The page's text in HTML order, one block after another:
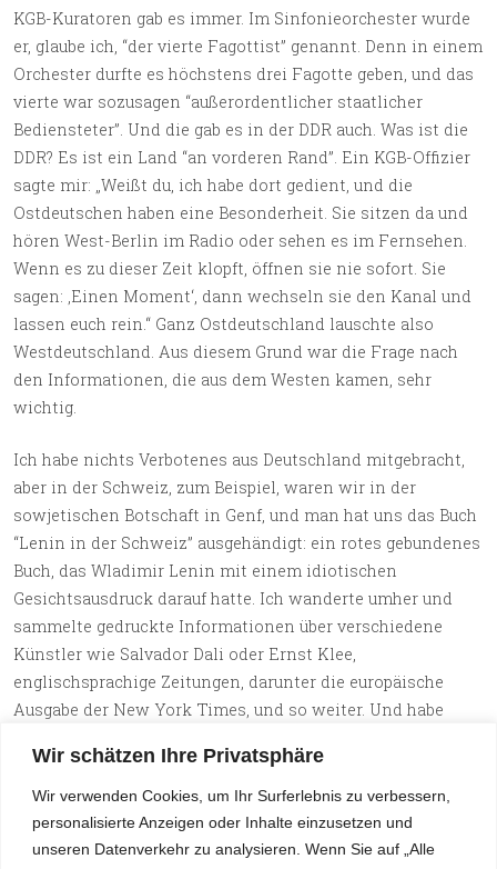
Wir schätzen Ihre Privatsphäre
Wir verwenden Cookies, um Ihr Surferlebnis zu verbessern,
personalisierte Anzeigen oder Inhalte einzusetzen und
unseren Datenverkehr zu analysieren. Wenn Sie auf „Alle
KGB-Kuratoren gab es immer. Im Sinfonieorchester wurde
er, glaube ich, “der vierte Fagottist” genannt. Denn in einem
Orchester durfte es höchstens drei Fagotte geben, und das
vierte war sozusagen “außerordentlicher staatlicher
Bediensteter”. Und die gab es in der DDR auch. Was ist die
DDR? Es ist ein Land “an vorderen Rand”. Ein KGB-Offizier
sagte mir: „Weißt du, ich habe dort gedient, und die
Ostdeutschen haben eine Besonderheit. Sie sitzen da und
hören West-Berlin im Radio oder sehen es im Fernsehen.
Wenn es zu dieser Zeit klopft, öffnen sie nie sofort. Sie
sagen: ‚Einen Moment‘, dann wechseln sie den Kanal und
lassen euch rein.“ Ganz Ostdeutschland lauschte also
Westdeutschland. Aus diesem Grund war die Frage nach
den Informationen, die aus dem Westen kamen, sehr
wichtig.
Ich habe nichts Verbotenes aus Deutschland mitgebracht,
aber in der Schweiz, zum Beispiel, waren wir in der
sowjetischen Botschaft in Genf, und man hat uns das Buch
“Lenin in der Schweiz” ausgehändigt: ein rotes gebundenes
Buch, das Wladimir Lenin mit einem idiotischen
Gesichtsausdruck darauf hatte. Ich wanderte umher und
sammelte gedruckte Informationen über verschiedene
Künstler wie Salvador Dali oder Ernst Klee,
englischsprachige Zeitungen, darunter die europäische
Ausgabe der New York Times, und so weiter. Und habe
öffnete der Grenzbeamte den Koffer, und da liegt Lenin und
schaut ihn an. Auf diese Weise habe ich illegale Waren über
die Grenze geschmuggelt.